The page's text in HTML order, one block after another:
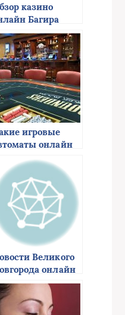
казино
Багира
игровые
онлайн
версии
Великого
онлайн